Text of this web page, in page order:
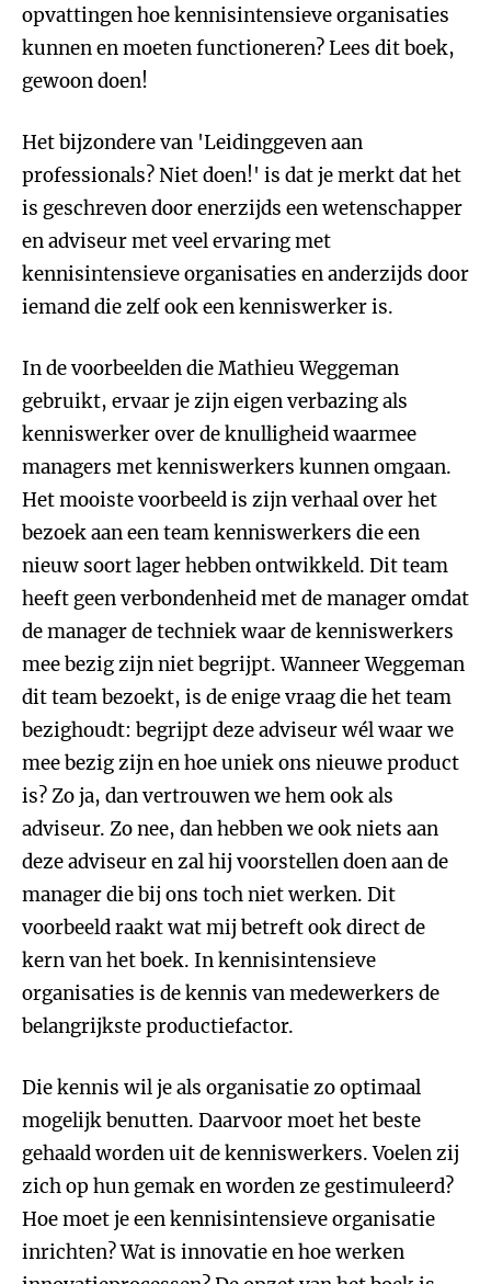
opvattingen hoe kennisintensieve organisaties
kunnen en moeten functioneren? Lees dit boek,
gewoon doen!
Het bijzondere van 'Leidinggeven aan
professionals? Niet doen!' is dat je merkt dat het
is geschreven door enerzijds een wetenschapper
en adviseur met veel ervaring met
kennisintensieve organisaties en anderzijds door
iemand die zelf ook een kenniswerker is.
In de voorbeelden die Mathieu Weggeman
gebruikt, ervaar je zijn eigen verbazing als
kenniswerker over de knulligheid waarmee
managers met kenniswerkers kunnen omgaan.
Het mooiste voorbeeld is zijn verhaal over het
bezoek aan een team kenniswerkers die een
nieuw soort lager hebben ontwikkeld. Dit team
heeft geen verbondenheid met de manager omdat
de manager de techniek waar de kenniswerkers
mee bezig zijn niet begrijpt. Wanneer Weggeman
dit team bezoekt, is de enige vraag die het team
bezighoudt: begrijpt deze adviseur wél waar we
mee bezig zijn en hoe uniek ons nieuwe product
is? Zo ja, dan vertrouwen we hem ook als
adviseur. Zo nee, dan hebben we ook niets aan
deze adviseur en zal hij voorstellen doen aan de
manager die bij ons toch niet werken. Dit
voorbeeld raakt wat mij betreft ook direct de
kern van het boek. In kennisintensieve
organisaties is de kennis van medewerkers de
belangrijkste productiefactor.
Die kennis wil je als organisatie zo optimaal
mogelijk benutten. Daarvoor moet het beste
gehaald worden uit de kenniswerkers. Voelen zij
zich op hun gemak en worden ze gestimuleerd?
Hoe moet je een kennisintensieve organisatie
inrichten? Wat is innovatie en hoe werken